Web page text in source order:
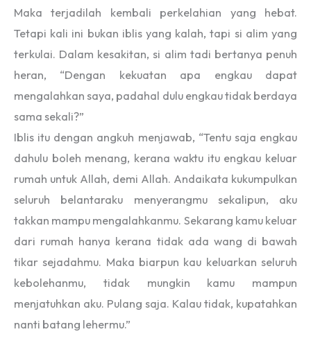
Maka terjadilah kembali perkelahian yang hebat.
Tetapi kali ini bukan iblis yang kalah, tapi si alim yang
terkulai. Dalam kesakitan, si alim tadi bertanya penuh
heran, “Dengan kekuatan apa engkau dapat
mengalahkan saya, padahal dulu engkau tidak berdaya
sama sekali?”
Iblis itu dengan angkuh menjawab, “Tentu saja engkau
dahulu boleh menang, kerana waktu itu engkau keluar
rumah untuk Allah, demi Allah. Andaikata kukumpulkan
seluruh belantaraku menyerangmu sekalipun, aku
takkan mampu mengalahkanmu. Sekarang kamu keluar
dari rumah hanya kerana tidak ada wang di bawah
tikar sejadahmu. Maka biarpun kau keluarkan seluruh
kebolehanmu, tidak mungkin kamu mampun
menjatuhkan aku. Pulang saja. Kalau tidak, kupatahkan
nanti batang lehermu.”